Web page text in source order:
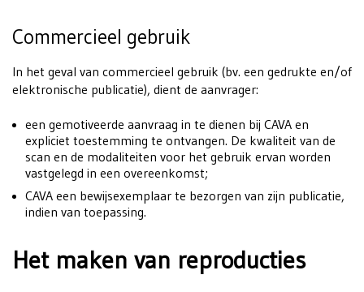
Commercieel gebruik
In het geval van commercieel gebruik (bv. een gedrukte en/of
elektronische publicatie), dient de aanvrager:
een gemotiveerde aanvraag in te dienen bij CAVA en
expliciet toestemming te ontvangen. De kwaliteit van de
scan en de modaliteiten voor het gebruik ervan worden
vastgelegd in een overeenkomst;
CAVA een bewijsexemplaar te bezorgen van zijn publicatie,
indien van toepassing.
Het maken van reproducties